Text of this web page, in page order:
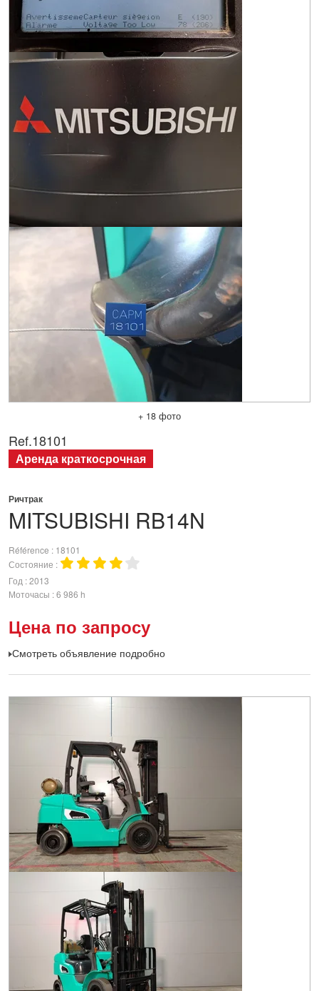
+ 18 фото
MITSUBISHI RB14N
Ричтрак
Référence
18101
Состояние
Год 2013
Моточасы 6 986 h
Цена по запросу
Смотреть объявление подробно
Ref.18101
Аренда краткосрочная